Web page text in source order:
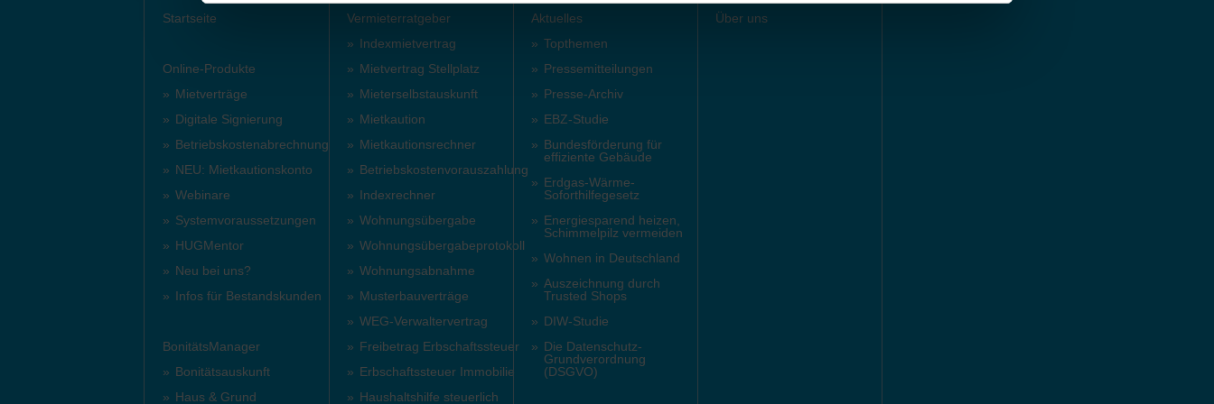
Startseite
Online-Produkte
Mietverträge
Digitale Signierung
Betriebskostenabrechnung
NEU: Mietkautionskonto
Webinare
Systemvoraussetzungen
HUGMentor
Neu bei uns?
Infos für Bestandskunden
BonitätsManager
Bonitätsauskunft
Haus & Grund
Vermieterratgeber
Indexmietvertrag
Mietvertrag Stellplatz
Mieterselbstauskunft
Mietkaution
Mietkautionsrechner
Betriebskostenvorauszahlung
Indexrechner
Wohnungsübergabe
Wohnungsübergabeprotokoll
Wohnungsabnahme
Musterbauverträge
WEG-Verwaltervertrag
Freibetrag Erbschaftssteuer
Erbschaftssteuer Immobilie
Haushaltshilfe steuerlich
Aktuelles
Topthemen
Pressemitteilungen
Presse-Archiv
EBZ-Studie
Bundesförderung für
effiziente Gebäude
Erdgas-Wärme-
Soforthilfegesetz
Energiesparend heizen,
Schimmelpilz vermeiden
Wohnen in Deutschland
Auszeichnung durch
Trusted Shops
DIW-Studie
Die Datenschutz-
Grundverordnung
(DSGVO)
Über uns